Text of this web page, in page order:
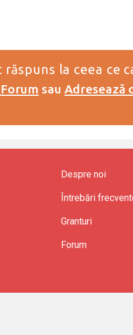
răspuns la ceea ce
sau Adresează
Despre noi
Întrebări
Granturi
Forum